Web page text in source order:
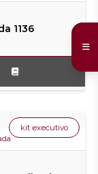
1136
kit executivo